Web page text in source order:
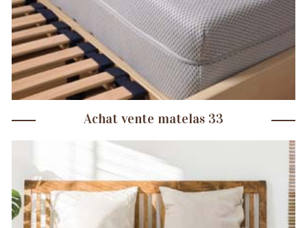
Achat vente matelas 33